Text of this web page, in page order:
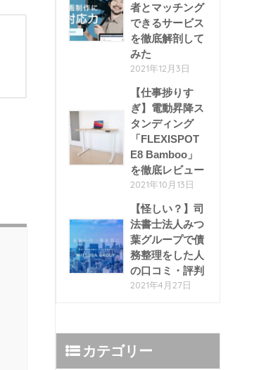
者とマッチング
できるサービス
を徹底解剖して
みた
2021年12月3日
【仕事捗りす
ぎ】電動昇降ス
タンディング
「FLEXISPOT
E8 Bamboo」
を徹底レビュー
2021年10月13日
【怪しい？】司
法書士法人みつ
葉グループで債
務整理をした人
の口コミ・評判
2021年4月27日
カテゴリー